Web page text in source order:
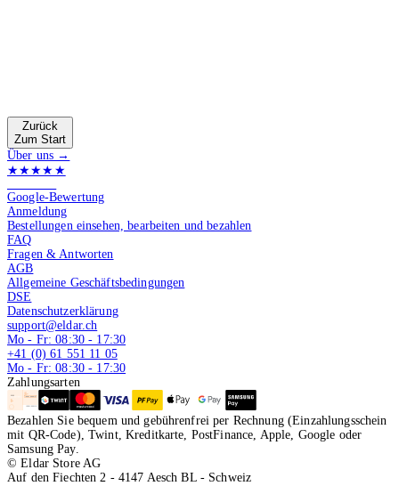
Zurück
Zum Start
Über uns →
★★★★★
Google-Bewertung
Anmeldung
Bestellungen einsehen, bearbeiten und bezahlen
FAQ
Fragen & Antworten
AGB
Allgemeine Geschäftsbedingungen
DSE
Datenschutzerklärung
support@eldar.ch
Mo - Fr: 08:30 - 17:30
+41 (0) 61 551 11 05
Mo - Fr: 08:30 - 17:30
Zahlungsarten
Bezahlen Sie bequem und gebührenfrei per Rechnung (Einzahlungsschein
mit QR-Code), Twint, Kreditkarte, PostFinance, Apple, Google oder
Samsung Pay.
© Eldar Store AG
Auf den Fiechten 2 - 4147 Aesch BL - Schweiz